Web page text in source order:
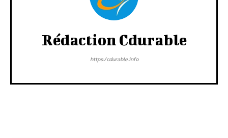
Rédaction Cdurable
https:/cdurable.info